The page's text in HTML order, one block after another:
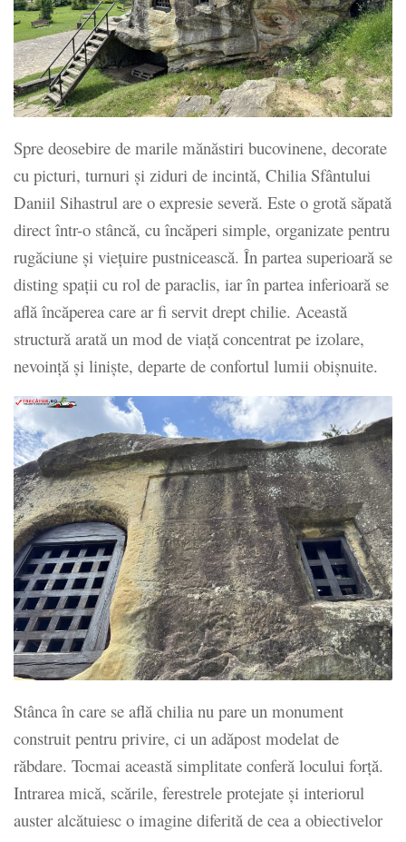
Spre deosebire de marile mănăstiri bucovinene, decorate
cu picturi, turnuri și ziduri de incintă, Chilia Sfântului
Daniil Sihastrul are o expresie severă. Este o grotă săpată
direct într-o stâncă, cu încăperi simple, organizate pentru
rugăciune și viețuire pustnicească. În partea superioară se
disting spații cu rol de paraclis, iar în partea inferioară se
află încăperea care ar fi servit drept chilie. Această
structură arată un mod de viață concentrat pe izolare,
nevoință și liniște, departe de confortul lumii obișnuite.
Stânca în care se află chilia nu pare un monument
construit pentru privire, ci un adăpost modelat de
răbdare. Tocmai această simplitate conferă locului forță.
Intrarea mică, scările, ferestrele protejate și interiorul
auster alcătuiesc o imagine diferită de cea a obiectivelor